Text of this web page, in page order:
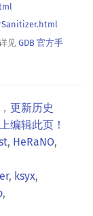
见 GDB 官方手
， 更新历史
编辑此页！
, HeRaNO,
, ksyx,
,